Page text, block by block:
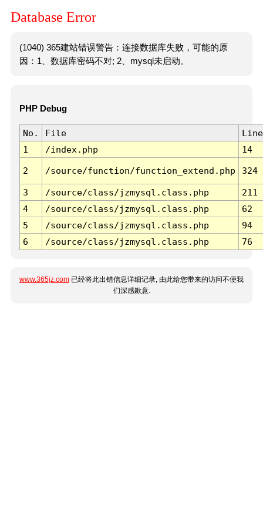
Database Error
(1040) 365建站错误警告：连接数据库失败，可能的原
因：1、数据库密码不对; 2、mysql未启动。
PHP Debug
No. File
Line
1
/index.php 14
2 /source/function/function_extend.php 324
3 /source/class/jzmysql.class.php
211
4
/source/class/jzmysql.class.php
62
5
/source/class/jzmysql.class.php
94
6
/source/class/jzmysql.class.php 76
www.365jz.com 已经将此出错信息详细记录, 由此给您带来的访问不便我
们深感歉意.